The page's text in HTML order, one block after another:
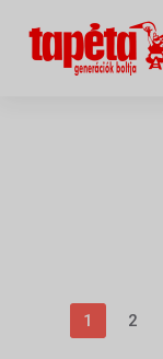
1 2